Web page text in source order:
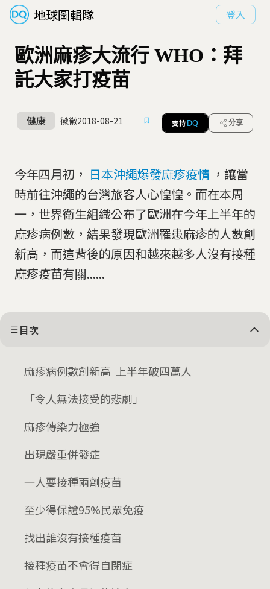
地球圖輯隊 登入
歐洲麻疹大流行 WHO：拜
託大家打疫苗
健康 徽徽2018-08-21 支持 DQ 分享
今年四月初， 日本沖繩爆發麻疹疫情 ，讓當
時前往沖繩的台灣旅客人心惶惶。而在本周
一，世界衛生組織公布了歐洲在今年上半年的
麻疹病例數，結果發現歐洲罹患麻疹的人數創
新高，而這背後的原因和越來越多人沒有接種
麻疹疫苗有關......
目次
麻疹病例數創新高 上半年破四萬人
「令人無法接受的悲劇」
麻疹傳染力極強
出現嚴重併發症
一人要接種兩劑疫苗
至少得保證95%民眾免疫
找出誰沒有接種疫苗
接種疫苗不會得自閉症